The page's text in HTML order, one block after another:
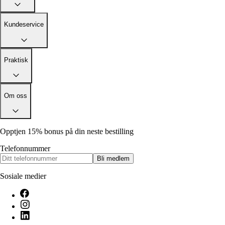
Klær
Informasjon
Tilbehør
Tips og triks
Lukk
Alle artikler
Klær
Reise
Tilbehør
Tips og triks
Målsøm
Lukk
Kundeservice
Praktisk
Om oss
Opptjen 15% bonus på din neste bestilling
Telefonnummer
Bli medlem
Sosiale medier